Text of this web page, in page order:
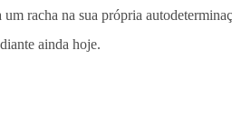
racha na sua própria
ainda hoje.